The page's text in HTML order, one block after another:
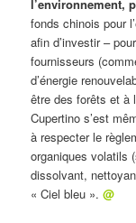
l’environnement,
fonds chinois pour
afin d’investir –
fournisseurs
d’énergie
être des forêts et à
Cupertino s’est
à respecter le
organiques volatils
dissolvant,
« Ciel bleu ».@